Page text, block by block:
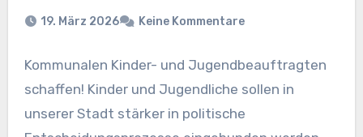
19. März 2026 Keine Kommentare
Kommunalen Kinder- und Jugendbeauftragten
schaffen! Kinder und Jugendliche sollen in
unserer Stadt stärker in politische